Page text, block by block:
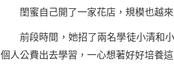
閨蜜自己開了一家花店，規模也越來
前段時間，她招了兩名學徒小清和小
個人公費出去學習，一心想著好好培養